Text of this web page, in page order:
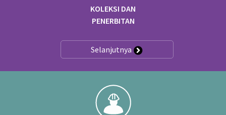
KOLEKSI DAN
PENERBITAN
Selanjutnya